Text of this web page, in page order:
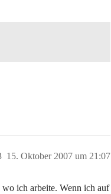
15. Oktober 2007 um 21:07
wo ich arbeite. Wenn ich auf